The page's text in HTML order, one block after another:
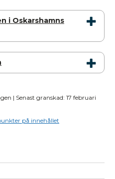
i Oskarshamns
| Senast granskad: 17 februari
på innehållet